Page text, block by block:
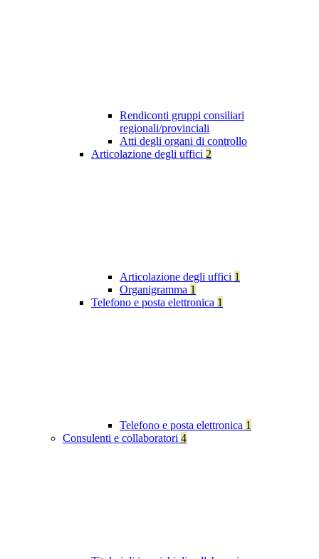
Rendiconti gruppi consiliari
regionali/provinciali
Atti degli organi di controllo
Articolazione degli uffici 2
Articolazione degli uffici 1
Organigramma 1
Telefono e posta elettronica 1
Telefono e posta elettronica 1
Consulenti e collaboratori 4